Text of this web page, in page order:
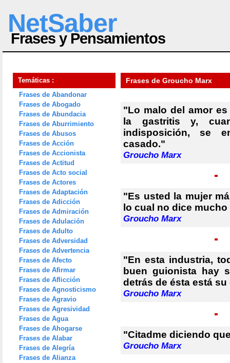
NetSaber
Frases y Pensamientos
Temáticas :
Frases de Abandonar
Frases de Abogado
Frases de Abundacia
Frases de Aburrimiento
Frases de Abusos
Frases de Acción
Frases de Accionista
Frases de Actitud
Frases de Acto social
Frases de Actores
Frases de Adaptación
Frases de Adicción
Frases de Admiración
Frases de Adulación
Frases de Adulto
Frases de Adversidad
Frases de Advertencia
Frases de Afecto
Frases de Afirmar
Frases de Aflicción
Frases de Agnosticismo
Frases de Agravio
Frases de Agresividad
Frases de Agua
Frases de Ahogarse
Frases de Alabar
Frases de Alegría
Frases de Alianza
Frases de Groucho Marx
"Lo malo del amor
la gastritis y,
indisposición, se
casado."
Groucho Marx
"Es usted la mujer
lo cual no dice
Groucho Marx
"En esta industria,
buen guionista hay
detrás de ésta está
Groucho Marx
"Citadme diciendo
Groucho Marx